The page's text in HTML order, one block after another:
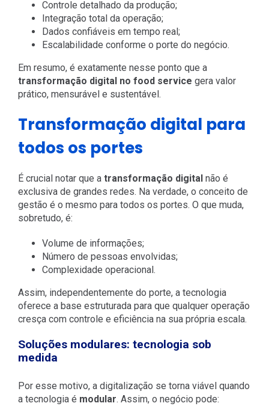
Controle detalhado da produção;
Integração total da operação;
Dados confiáveis em tempo real;
Escalabilidade conforme o porte do negócio.
Em resumo, é exatamente nesse ponto que a
transformação digital no food service gera valor
prático, mensurável e sustentável.
Transformação digital para
todos os portes
É crucial notar que a transformação digitalnão é
exclusiva de grandes redes. Na verdade, o conceito de
gestão é o mesmo para todos os portes. O que muda,
sobretudo, é:
Volume de informações;
Número de pessoas envolvidas;
Complexidade operacional.
Assim, independentemente do porte, a tecnologia
oferece a base estruturada para que qualquer operação
cresça com controle e eficiência na sua própria escala.
Soluções modulares: tecnologia sob
medida
Por esse motivo, a digitalização se torna viável quando
a tecnologia é modular. Assim, o negócio pode: